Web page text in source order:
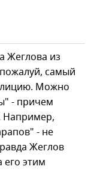
Жеглова из
самый
Можно
- причем
Например,
- не
Жеглов
его этим